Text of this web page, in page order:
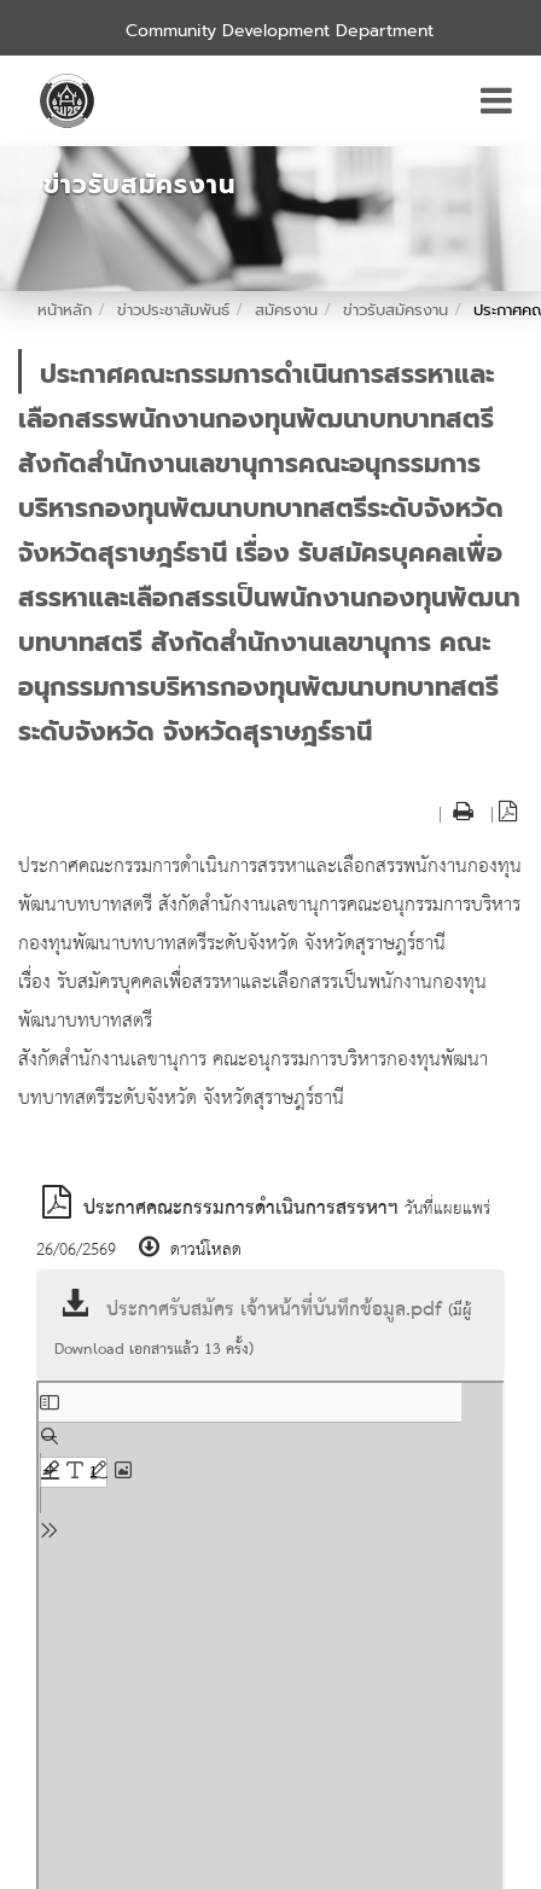
Community Development Department
ข่าวรับสมัครงาน
หน้าหลัก ข่าวประชาสัมพันธ์ สมัครงาน ข่าวรับสมัครงาน ประกาศ
ประกาศคณะกรรมการดำเนินการสรรหาและ
เลือกสรรพนักงานกองทุนพัฒนาบทบาทสตรี
สังกัดสำนักงานเลขานุการคณะอนุกรรมการ
บริหารกองทุนพัฒนาบทบาทสตรีระดับจังหวัด
จังหวัดสุราษฎร์ธานี เรื่อง รับสมัครบุคคลเพื่อ
สรรหาและเลือกสรรเป็นพนักงานกองทุนพัฒนา
บทบาทสตรี สังกัดสำนักงานเลขานุการ คณะ
อนุกรรมการบริหารกองทุนพัฒนาบทบาทสตรี
ระดับจังหวัด จังหวัดสุราษฎร์ธานี
| |
ประกาศคณะกรรมการดำเนินการสรรหาและเลือกสรรพนักงานกองทุน
พัฒนาบทบาทสตรี สังกัดสำนักงานเลขานุการคณะอนุกรรมการบริหาร
กองทุนพัฒนาบทบาทสตรีระดับจังหวัด จังหวัดสุราษฎร์ธานี
เรื่อง รับสมัครบุคคลเพื่อสรรหาและเลือกสรรเป็นพนักงานกองทุน
พัฒนาบทบาทสตรี
สังกัดสำนักงานเลขานุการ คณะอนุกรรมการบริหารกองทุนพัฒนา
บทบาทสตรีระดับจังหวัด จังหวัดสุราษฎร์ธานี
ประกาศคณะกรรมการดำเนินการสรรหาฯ วันที่แผยแพร่
26/06/2569
ดาวน์โหลด
ประกาศรับสมัคร เจ้าหน้าที่บันทึกข้อมูล.pdf(มีผู้
Download เอกสารแล้ว 13 ครั้ง)